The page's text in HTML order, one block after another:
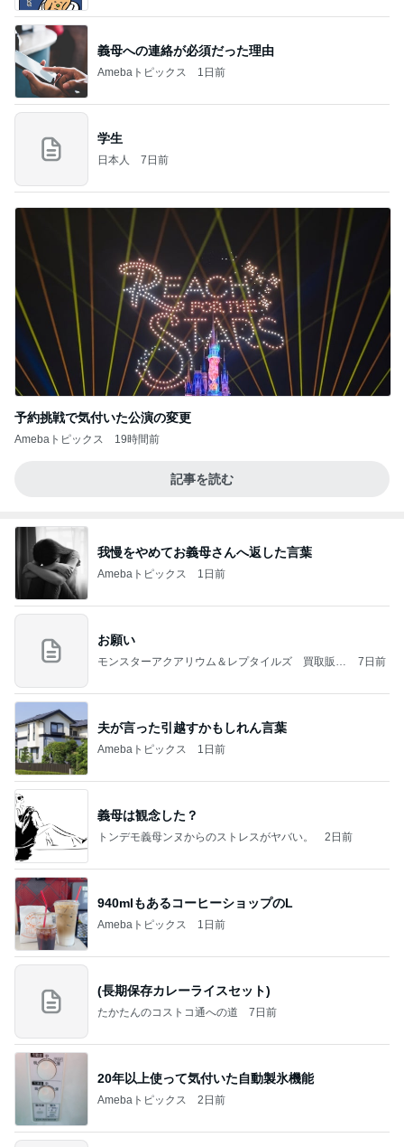
義母への連絡が必須だった理由
Amebaトピックス 1日前
学生
日本人 7日前
予約挑戦で気付いた公演の変更
Amebaトピックス 19時間前
記事を読む
我慢をやめてお義母さんへ返した言葉
Amebaトピックス 1日前
お願い
モンスターアクアリウム＆レプタイルズ 買取販売
7日前
夫が言った引越すかもしれん言葉
Amebaトピックス 1日前
義母は観念した？
トンデモ義母ンヌからのストレスがヤバい。 2日前
940mlもあるコーヒーショップのL
Amebaトピックス 1日前
(長期保存カレーライスセット)
たかたんのコストコ通への道 7日前
20年以上使って気付いた自動製氷機能
Amebaトピックス 2日前